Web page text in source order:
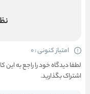
امتیاز کنونی : 0
لطفا دیدگاه خود را راجع به این
اشتراک بگذارید.